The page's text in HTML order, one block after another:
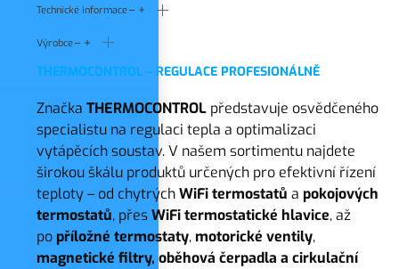
Technické informace
Výrobce
THERMOCONTROL – REGULACE PROFESIONÁLNĚ
ZnačkaTHERMOCONTROL představuje osvědčeného
specialistu na regulaci tepla a optimalizaci
vytápěcích soustav. V našem sortimentu najdete
širokou škálu produktů určených pro efektivní řízení
teploty – od chytrýchWiFi termostatů a pokojových
termostatů, přesWiFi termostatické hlavice, až
po příložné termostaty, motorické ventily,
magnetické filtry, oběhová čerpadla a cirkulační